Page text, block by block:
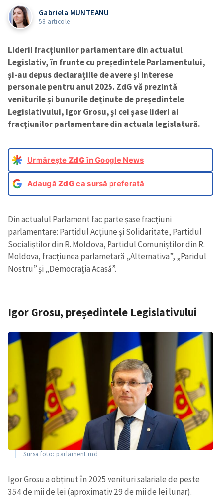
Gabriela MUNTEANU
58 articole
Liderii fracțiunilor parlamentare din actualul
Legislativ, în frunte cu președintele Parlamentului,
și-au depus declarațiile de avere și interese
personale pentru anul 2025. ZdG vă prezintă
veniturile și bunurile deținute de președintele
Legislativului, Igor Grosu, și cei șase lideri ai
fracțiunilor parlamentare din actuala legislatură.
Urmărește ZdGîn Google News
AdaugăZdG ca sursă preferată
Din actualul Parlament fac parte șase fracțiuni
parlamentare: Partidul Acțiune și Solidaritate, Partidul
Socialiștilor din R. Moldova, Partidul Comuniștilor din R.
Moldova, fracțiunea parlametară „Alternativa”, „Paridul
Nostru” și „Democrația Acasă”.
Igor Grosu, președintele Legislativului
Sursa foto: parlament.md
Igor Grosu a obținut în 2025 venituri salariale de peste
354 de mii de lei (aproximativ 29 de mii de lei lunar).